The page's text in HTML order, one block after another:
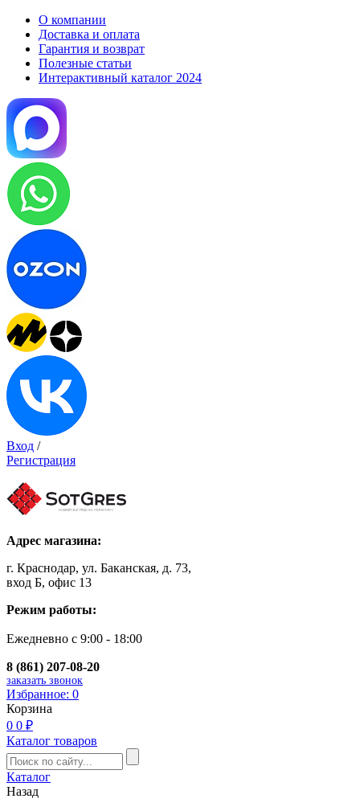
О компании
Доставка и оплата
Гарантия и возврат
Полезные статьи
Интерактивный каталог 2024
Вход /
Регистрация
Адрес магазина:
г. Краснодар, ул. Баканская, д. 73,
вход Б, офис 13
Режим работы:
Ежедневно с 9:00 - 18:00
8 (861) 207-08-20
заказать звонок
Избранное: 0
Корзина
0 0 ₽
Каталог товаров
Каталог
Назад